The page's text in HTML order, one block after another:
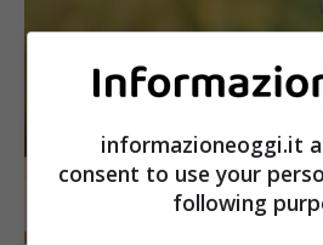
informazioneoggi.it
consent to use your
following